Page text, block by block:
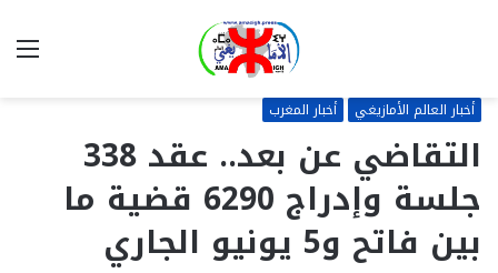
أخبار العالم الأمازيغي أخبار المغرب
التقاضي عن بعد.. عقد 338
جلسة وإدراج 6290 قضية ما
بين فاتح و5 يونيو الجاري